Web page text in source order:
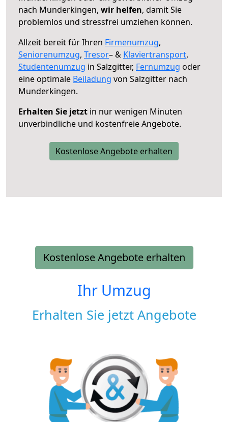
nach Munderkingen, wir helfen, damit Sie
problemlos und stressfrei umziehen können.
Allzeit bereit für Ihren Firmenumzug,
Seniorenumzug, Tresor– & Klaviertransport,
Studentenumzug in Salzgitter, Fernumzug oder
eine optimale Beiladung von Salzgitter nach
Munderkingen.
Erhalten Sie jetzt in nur wenigen Minuten
unverbindliche und kostenfreie Angebote.
Kostenlose Angebote erhalten
Kostenlose Angebote erhalten
Ihr Umzug
Erhalten Sie jetzt Angebote